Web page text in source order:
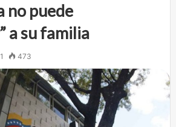
no puede
a su familia
473